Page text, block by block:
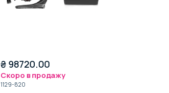
₴ 98720.00
Скоро в продажу
1129-820